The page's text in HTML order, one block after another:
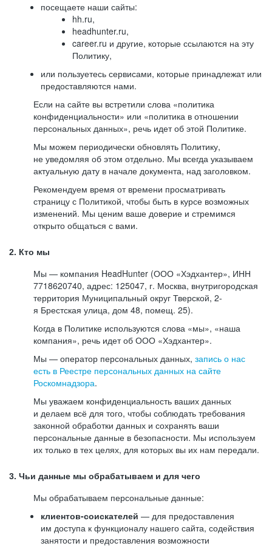
посещаете наши сайты:
hh.ru,
headhunter.ru,
career.ru и другие, которые ссылаются на эту
Политику,
или пользуетесь сервисами, которые принадлежат или
предоставляются нами.
Если на сайте вы встретили слова «политика
конфиденциальности» или «политика в отношении
персональных данных», речь идет об этой Политике.
Мы можем периодически обновлять Политику,
не уведомляя об этом отдельно. Мы всегда указываем
актуальную дату в начале документа, над заголовком.
Рекомендуем время от времени просматривать
страницу с Политикой, чтобы быть в курсе возможных
изменений. Мы ценим ваше доверие и стремимся
открыто общаться с вами.
2. Кто мы
Мы — компания HeadHunter (ООО «Хэдхантер», ИНН
7718620740, адрес: 125047, г. Москва, внутригородская
территория Муниципальный округ Тверской, 2-
я Брестская улица, дом 48, помещ. 25).
Когда в Политике используются слова «мы», «наша
компания», речь идет об ООО «Хэдхантер».
Мы — оператор персональных данных, запись о нас
есть в Реестре персональных данных на сайте
Роскомнадзора.
Мы уважаем конфиденциальность ваших данных
и делаем всё для того, чтобы соблюдать требования
законной обработки данных и сохранять ваши
персональные данные в безопасности. Мы используем
их только в тех целях, для которых вы их нам передали.
3. Чьи данные мы обрабатываем и для чего
Мы обрабатываем персональные данные:
клиентов-соискателей — для предоставления
им доступа к функционалу нашего сайта, содействия
занятости и предоставления возможности